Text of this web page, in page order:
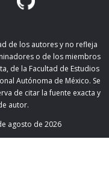
de los autores y no refleja
o de los miembros
de la Facultad de Estudios
Autónoma de México. Se
de citar la fuente exacta y
autor.
agosto de 2026